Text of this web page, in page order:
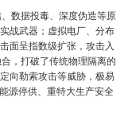
数据投毒、深度伪造等原
战武器；虚拟电厂、分布
面呈指数级扩张，攻击入
，打破了传统物理隔离的
向勒索攻击等威胁，极易
源停供、重特大生产安全